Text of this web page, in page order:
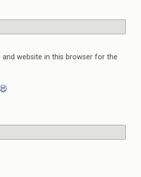
and website in this browser for the